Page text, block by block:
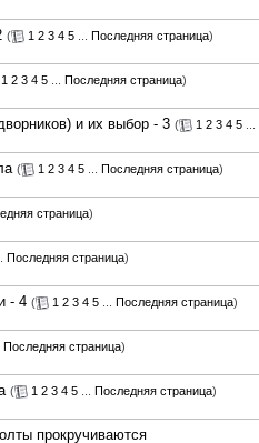
( 1 2 3 4 5 Последняя страница)
1 2 3 4 5 Последняя страница)
и их выбор - 3 ( 1 2 3 4 5
( 1 2 3 4 5 Последняя страница)
страница)
Последняя страница)
- 4 ( 1 2 3 4 5 Последняя страница)
Последняя страница)
( 1 2 3 4 5 Последняя страница)
прокручиваются